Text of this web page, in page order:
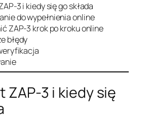
3 i kiedy się go składa
do wypełnienia online
ZAP-3 krok po kroku online
błędy
ZAP-3 i kiedy się